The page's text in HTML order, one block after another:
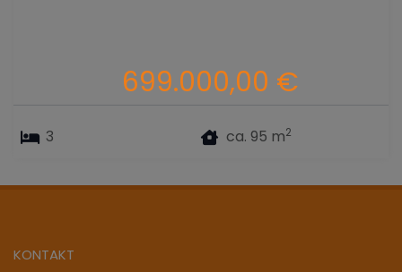
3 ca. 95 m2
699.000,00 €
KONTAKT